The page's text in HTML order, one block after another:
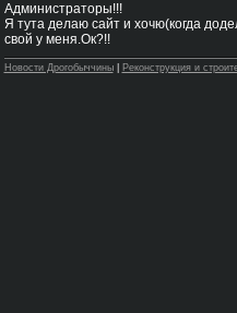
Администраторы!!!
Я тута делаю сайт и хочю(когда
свой у меня.Ок?!!
Новости Дрогобыччины| Реконструкция и